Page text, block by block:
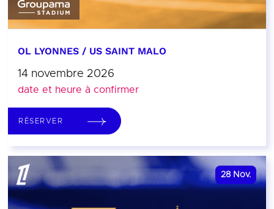
OL LYONNES / US SAINT MALO
14 novembre 2026
date et heure à confirmer
RÉSERVER
28 Nov.